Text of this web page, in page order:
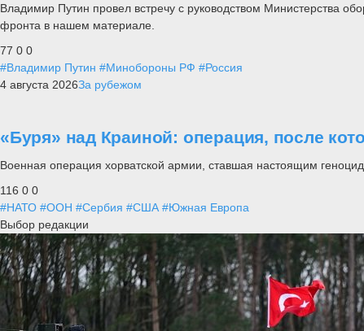
Владимир Путин провел встречу с руководством Министерства
фронта в нашем материале.
77 0 0
#Владимир Путин #Минобороны РФ #Россия
4 августа 2026За рубежом
«Буря» над Краиной: операция, после
Военная операция хорватской армии, ставшая настоящим
116 0 0
#НАТО #ООН #Сербия #США #Южная Европа
Выбор редакции